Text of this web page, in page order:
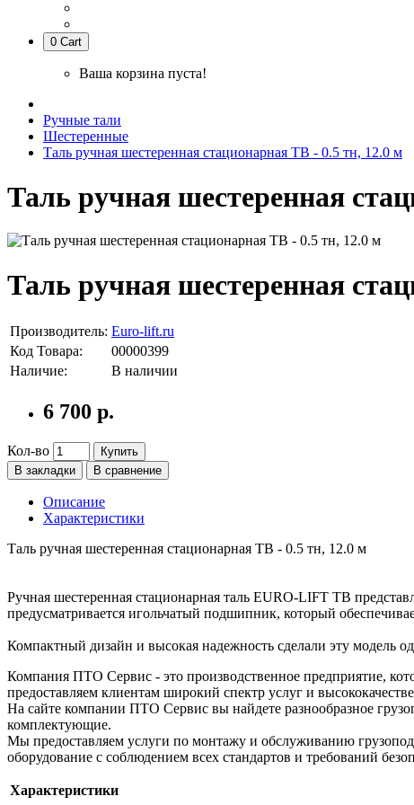
0 Cart
Ваша корзина пуста!
Ручные тали
Шестеренные
Таль ручная шестеренная стационарная ТВ - 0.5 тн, 12.0 м
Таль ручная шестеренная
Таль ручная шестеренная
Производитель: Euro-lift.ru
Код Товара:
00000399
Наличие:
В наличии
6 700 р.
Кол-во
Купить
В закладки
В сравнение
Описание
Характеристики
Таль ручная шестеренная стационарная ТВ - 0.5 тн, 12.0 м
Ручная шестеренная стационарная таль EURO-LIFT ТВ
предусматривается игольчатый подшипник, который
Компактный дизайн и высокая надежность сделали эту модель
Компания ПТО Сервис - это производственное предприятие,
предоставляем клиентам широкий спектр услуг и
На сайте компании ПТО Сервис вы найдете разнообразное
комплектующие.
Мы предоставляем услуги по монтажу и обслуживанию
оборудование с соблюдением всех стандартов и требований
Характеристики